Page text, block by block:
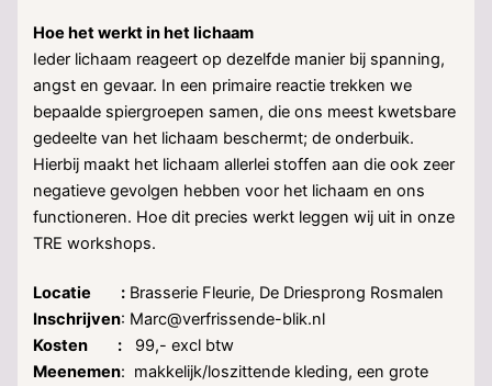
Hoe het werkt in het lichaam
Ieder lichaam reageert op dezelfde manier bij spanning,
angst en gevaar. In een primaire reactie trekken we
bepaalde spiergroepen samen, die ons meest kwetsbare
gedeelte van het lichaam beschermt; de onderbuik.
Hierbij maakt het lichaam allerlei stoffen aan die ook zeer
negatieve gevolgen hebben voor het lichaam en ons
functioneren. Hoe dit precies werkt leggen wij uit in onze
TRE workshops.
Locatie : Brasserie Fleurie, De Driesprong Rosmalen
Inschrijven: Marc@verfrissende-blik.nl
Kosten : 99,- excl btw
Meenemen: makkelijk/loszittende kleding, een grote